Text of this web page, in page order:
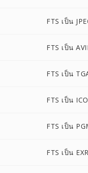
FTS เป็น
FTS เป็น
FTS เป็น
FTS เป็น ICO
FTS เป็น
FTS เป็น EXR